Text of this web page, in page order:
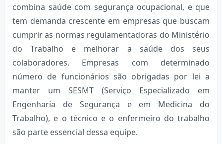
combina saúde com segurança ocupacional, e que
tem demanda crescente em empresas que buscam
cumprir as normas regulamentadoras do Ministério
do Trabalho e melhorar a saúde dos seus
colaboradores. Empresas com determinado
número de funcionários são obrigadas por lei a
manter um SESMT (Serviço Especializado em
Engenharia de Segurança e em Medicina do
Trabalho), e o técnico e o enfermeiro do trabalho
são parte essencial dessa equipe.